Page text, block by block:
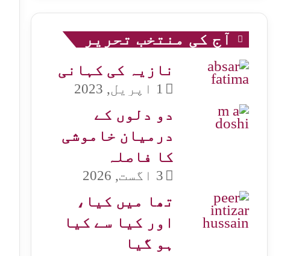
آج کی منتخب تحریر
نازیہ کی کہانی
1 اپریل, 2023
دو دلوں کے
درمیان خاموشی
کا فاصلہ
3 اگست, 2026
تھا میں کیا،
اور کیا سے کیا
ہو گیا